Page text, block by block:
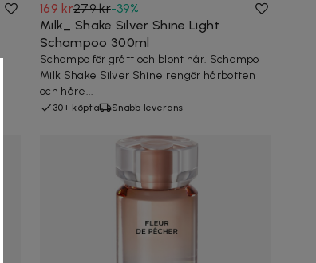
169 kr279 kr-39%
Milk_ Shake Silver Shine Light
Schampoo 300ml
Schampo för grått och blont hår. Schampo
Milk Shake Silver Shine rengör hårbotten
och håre...
30+ köpta Snabb leverans